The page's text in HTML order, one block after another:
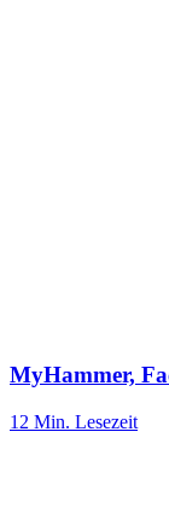
MyHammer,
12 Min. Lesezeit